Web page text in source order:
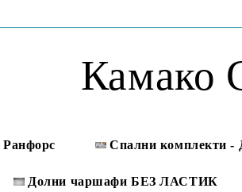
Камако
Спални комплекти -
Долни чаршафи БЕЗ ЛАСТИК